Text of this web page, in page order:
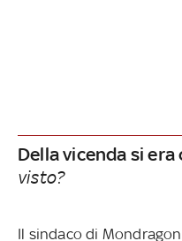
Della vicenda si
visto?
Il sindaco di